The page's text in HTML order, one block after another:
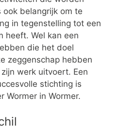
belangrijk om te
in tegenstelling tot een
heeft. Wel kan een
die het doel
zeggenschap hebben
werk uitvoert. Een
stichting is
Wormer in Wormer.